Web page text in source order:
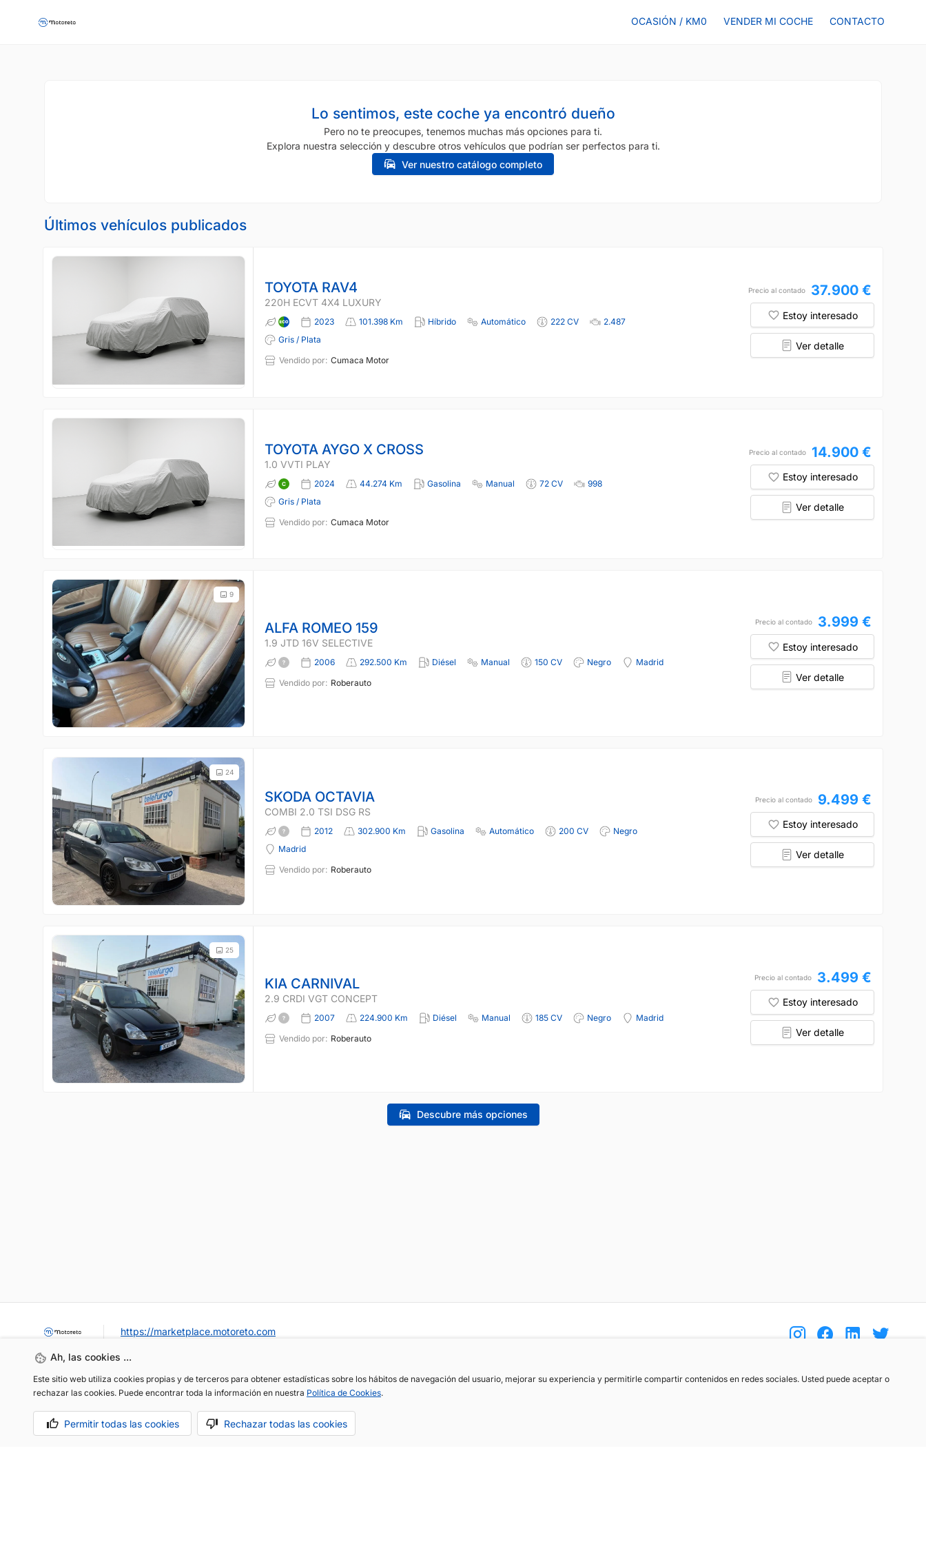
OCASIÓN / KM0 VENDER MI COCHE CONTACTO
Lo sentimos, este coche ya encontró dueño
Pero no te preocupes, tenemos muchas más opciones para ti.
Explora nuestra selección y descubre otros vehículos que podrían ser perfectos para ti.
Ver nuestro catálogo completo
Últimos vehículos publicados
TOYOTA RAV4
220H ECVT 4X4 LUXURY
2023 101.398 Km Híbrido Automático 222 CV
2.487
Gris / Plata
Vendido por: Cumaca Motor
Precio al contado 37.900 €
Estoy interesado
Ver detalle
TOYOTA AYGO X CROSS
1.0 VVTI PLAY
2024 44.274 Km Gasolina Manual 72 CV
998
Gris / Plata
Vendido por: Cumaca Motor
Precio al contado 14.900 €
Estoy interesado
Ver detalle
9
ALFA ROMEO 159
1.9 JTD 16V SELECTIVE
2006 292.500 Km Diésel Manual 150 CV Negro
Madrid
Vendido por: Roberauto
Precio al contado 3.999 €
Estoy interesado
Ver detalle
24
SKODA OCTAVIA
COMBI 2.0 TSI DSG RS
2012 302.900 Km Gasolina Automático 200 CV
Negro
Madrid
Vendido por: Roberauto
Precio al contado 9.499 €
Estoy interesado
Ver detalle
25
KIA CARNIVAL
2.9 CRDI VGT CONCEPT
2007 224.900 Km Diésel Manual 185 CV Negro
Madrid
Vendido por: Roberauto
Precio al contado 3.499 €
Estoy interesado
Ver detalle
Descubre más opciones
Ah, las cookies ...
Este sitio web utiliza cookies propias y de terceros para obtener estadísticas sobre los hábitos de navegación del usuario, mejorar su experiencia y permitirle compartir contenidos en redes sociales. Usted puede aceptar o
rechazar las cookies. Puede encontrar toda la información en nuestra Política de Cookies.
Permitir todas las cookies Rechazar todas las cookies
https://marketplace.motoreto.com